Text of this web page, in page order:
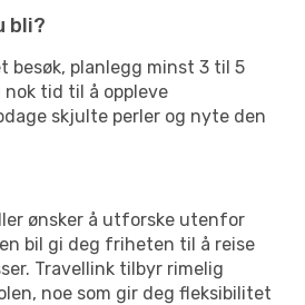
bli?
besøk, planlegg minst 3 til 5
tid til å oppleve
skjulte perler og nyte den
ønsker å utforske utenfor
bil gi deg friheten til å reise
Travellink tilbyr rimelig
noe som gir deg fleksibilitet